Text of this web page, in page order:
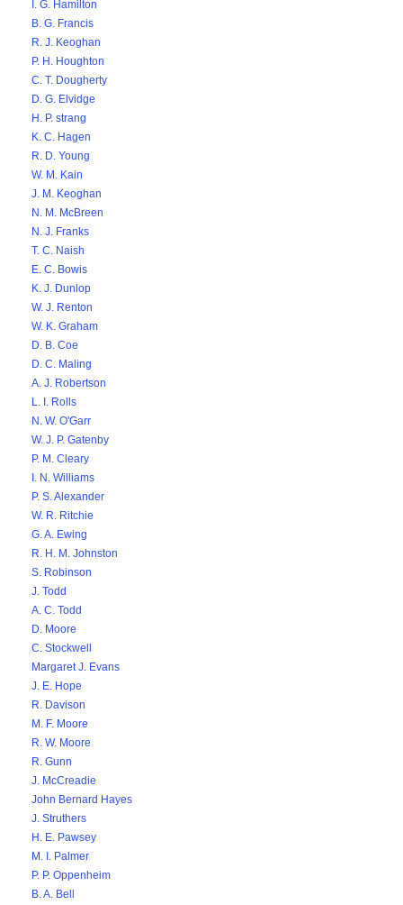
I. G. Hamilton
B. G. Francis
R. J. Keoghan
P. H. Houghton
C. T. Dougherty
D. G. Elvidge
H. P. strang
K. C. Hagen
R. D. Young
W. M. Kain
J. M. Keoghan
N. M. McBreen
N. J. Franks
T. C. Naish
E. C. Bowis
K. J. Dunlop
W. J. Renton
W. K. Graham
D. B. Coe
D. C. Maling
A. J. Robertson
L. I. Rolls
N. W. O'Garr
W. J. P. Gatenby
P. M. Cleary
I. N. Williams
P. S. Alexander
W. R. Ritchie
G. A. Ewing
R. H. M. Johnston
S. Robinson
J. Todd
A. C. Todd
D. Moore
C. Stockwell
Margaret J. Evans
J. E. Hope
R. Davison
M. F. Moore
R. W. Moore
R. Gunn
J. McCreadie
John Bernard Hayes
J. Struthers
H. E. Pawsey
M. I. Palmer
P. P. Oppenheim
B. A. Bell